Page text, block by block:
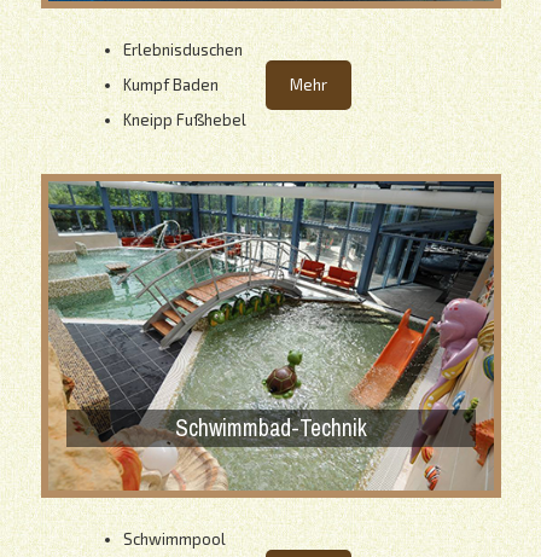
Erlebnisduschen
Kumpf Baden
Kneipp Fußhebel
Mehr
Schwimmbad-Technik
Schwimmpool